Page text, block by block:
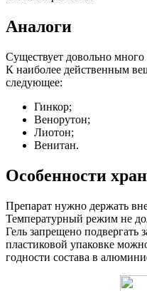
Аналоги
Существует довольно много
К наиболее действенным
следующее:
Гинкор;
Венорутон;
Лиотон;
Венитан.
Особенности
Препарат нужно держать
Температурный режим не
Гель запрещено подвергать
пластиковой упаковке
годности состава в